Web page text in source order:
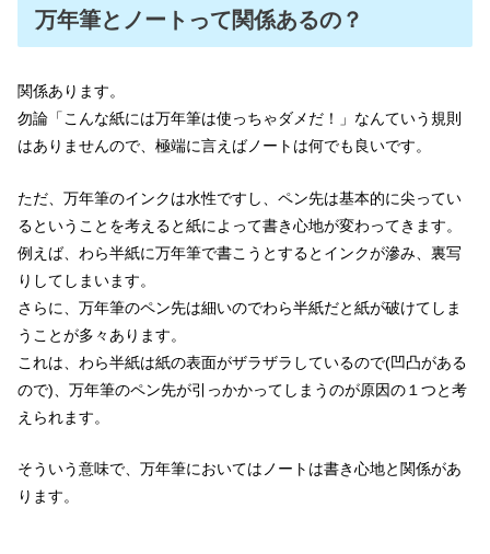
万年筆とノートって関係あるの？
関係あります。
勿論「こんな紙には万年筆は使っちゃダメだ！」なんていう規則
はありませんので、極端に言えばノートは何でも良いです。
ただ、万年筆のインクは水性ですし、ペン先は基本的に尖ってい
るということを考えると紙によって書き心地が変わってきます。
例えば、わら半紙に万年筆で書こうとするとインクが滲み、裏写
りしてしまいます。
さらに、万年筆のペン先は細いのでわら半紙だと紙が破けてしま
うことが多々あります。
これは、わら半紙は紙の表面がザラザラしているので(凹凸がある
ので)、万年筆のペン先が引っかかってしまうのが原因の１つと考
えられます。
そういう意味で、万年筆においてはノートは書き心地と関係があ
ります。